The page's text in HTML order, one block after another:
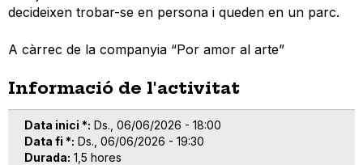
decideixen trobar-se en persona i queden en un parc.
A càrrec de la companyia “Por amor al arte”
Informació de l'activitat
Data inici * Ds., 06/06/2026 - 18:00
Data fi * Ds., 06/06/2026 - 19:30
Durada 1,5 hores